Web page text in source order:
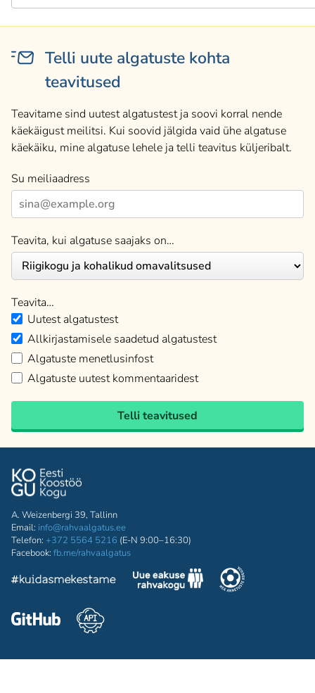
Telli uute algatuste kohta
teavitused
Teavitame sind uutest algatustest ja soovi korral nende
käekäigust meilitsi. Kui soovid jälgida vaid ühe algatuse
käekäiku, mine algatuse lehele ja telli teavitus küljeribalt.
Su meiliaadress
Teavita, kui algatuse saajaks on…
Teavita…
Uutest algatustest
Allkirjastamisele saadetud algatustest
Algatuste menetlusinfost
Algatuste uutest kommentaaridest
Telli teavitused
A. Weizenbergi 39, Tallinn
Email: info@rahvaalgatus.ee
Telefon: +372 5564 5216 (E-N 9:00–16:30)
Facebook: fb.me/rahvaalgatus